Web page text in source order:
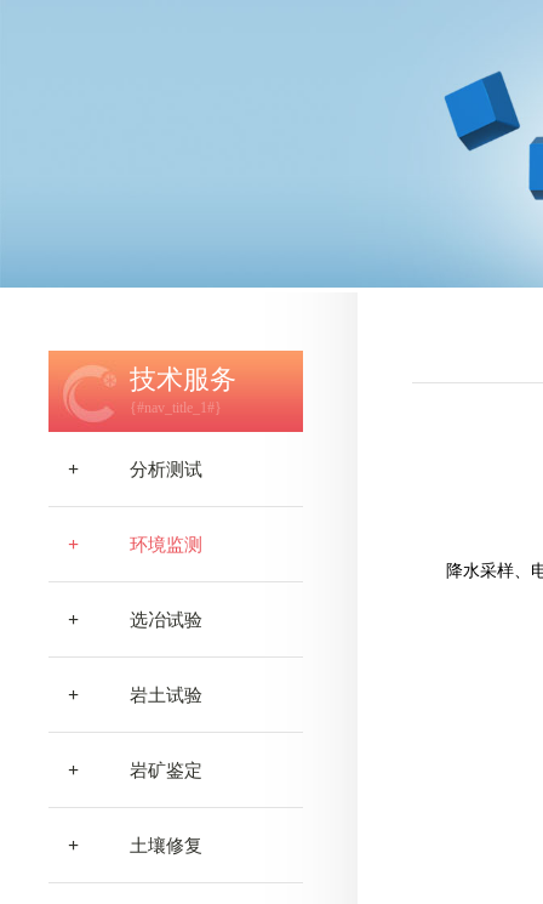
技术服务
{#nav_title_1#}
+ 分析测试
+ 环境监测
+ 选冶试验
+ 岩土试验
+ 岩矿鉴定
+ 土壤修复
降水采样、